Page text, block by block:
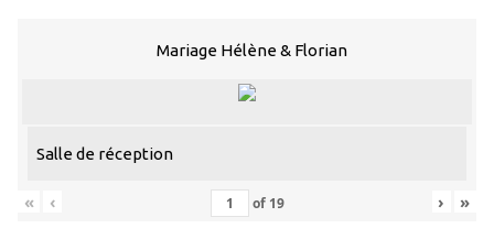
Mariage Hélène & Florian
Salle de réception
« ‹ of 19 › »